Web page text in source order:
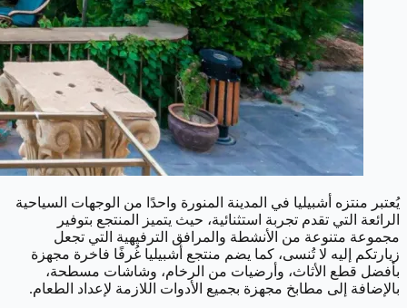
يُعتبر منتزه أشبيليا في المدينة المنورة واحدًا من الوجهات السياحية
الرائعة التي تقدم تجربة استثنائية، حيث يتميز المنتجع بتوفير
مجموعة متنوعة من الأنشطة والمرافق الترفيهية التي تجعل
زيارتكم إليه لا تُنسى، كما يضم منتجع أشبيليا غُرفًا فاخرة مجهزة
بأفضل قطع الأثاث، وأرضيات من الرخام، وشاشات مسطحة،
بالإضافة إلى مطابخ مجهزة بجميع الأدوات اللازمة لإعداد الطعام.